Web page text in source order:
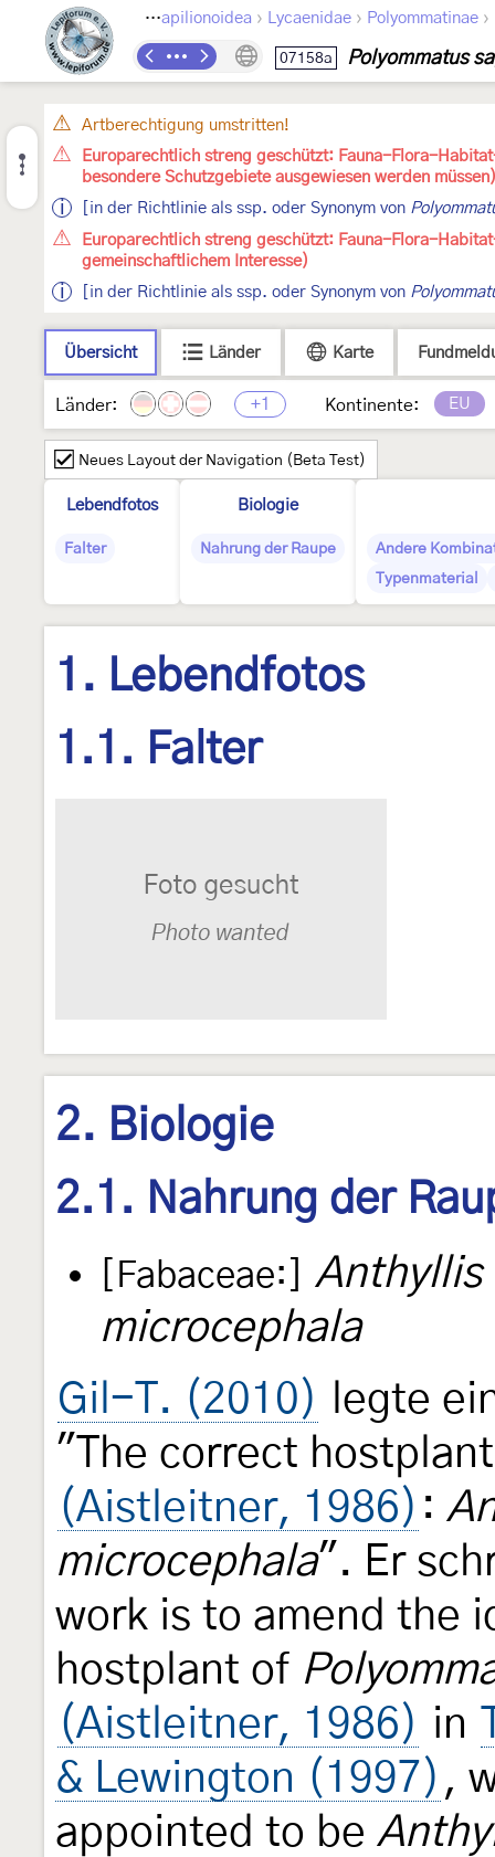
Lepidoptera › Papilionoidea › Lycaenidae › Polyommatinae ›
07158a Polyommatus
Artberechtigung umstritten!
Europarechtlich streng geschützt: Fauna-Flora-
besondere Schutzgebiete ausgewiesen werden
[in der Richtlinie als ssp. oder Synonym von
Europarechtlich streng geschützt: Fauna-Flora-
gemeinschaftlichem Interesse)
[in der Richtlinie als ssp. oder Synonym von
Übersicht Länder Karte
Länder: +1 Kontinente: EU
Neues Layout der Navigation (Beta Test)
Lebendfotos
Falter
Biologie
Nahrung der Raupe
Andere
Typenmaterial
1. Lebendfotos
1.1. Falter
2. Biologie
2.1. Nahrung der
[Fabaceae:]
Anthyllis
microcephala
Gil-T. (2010)
legte
"The correct
(Aistleitner, 1986) :
microcephala". Er
work is to amend the
hostplant of
(Aistleitner, 1986) in
& Lewington (1997) ,
appointed to be